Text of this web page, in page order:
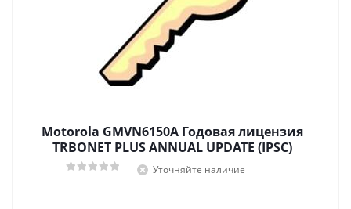
Motorola GMVN6150A Годовая лицензия
TRBONET PLUS ANNUAL UPDATE (IPSC)
Уточняйте наличие